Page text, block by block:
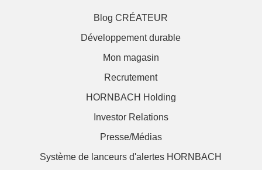
Blog CRÉATEUR
Développement durable
Mon magasin
Recrutement
HORNBACH Holding
Investor Relations
Presse/Médias
Système de lanceurs d'alertes HORNBACH